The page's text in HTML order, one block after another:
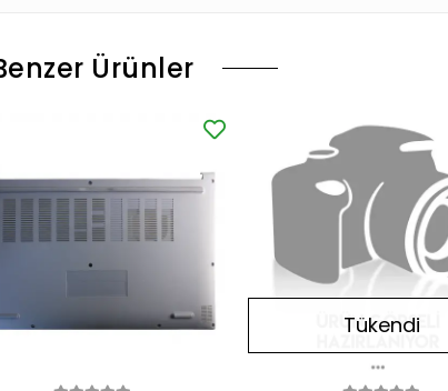
Ürünler
Tükendi